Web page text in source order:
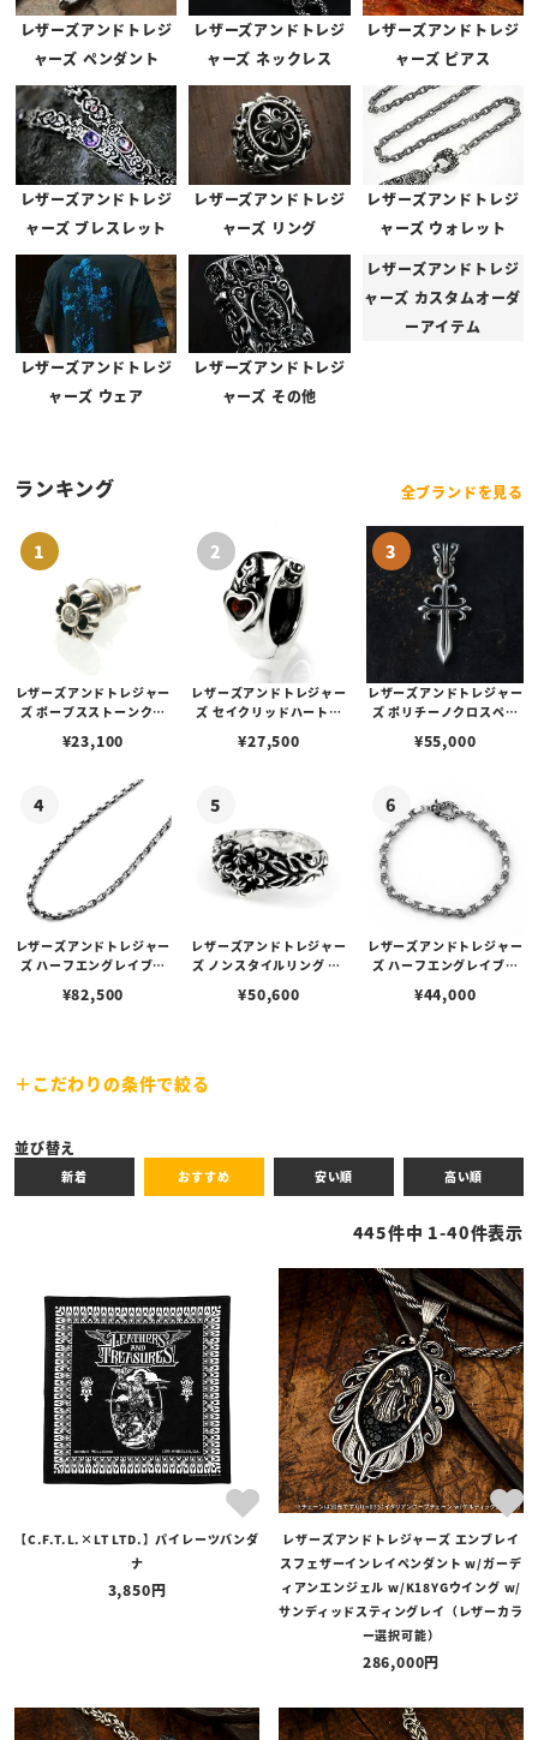
※お見積りには1～2週間ほどお時間を頂戴する場合がございます。
※「新規会員クーポン」は原則対象外となっております。
※オーダー後のキャンセルやイメージの相違などの理由での返品は承りかねます。
予めご了承くださいませ。
スティングレイレザーの色変更について
スティングレイ・サンディッドスティングレイを使用したアイテム
は、ブランドオーダーでご注文の場合、スティングレイレザーの色を
変更することが可能となっております。
ご希望の方は、事前にお問い合わせをお願いいたします。
※商品ページでカラーがお選びいただける場合は、お問い合わせ不要でご注文いた
だけます。
に違いが生じる可能性がございます。予めご了承くださいませ。
スティングレイ
ブラック レッド ブルー
グリーン イエロー ターコイズ
バーガンディ
スカイブルー
サンディッドスティングレイ
ブラック レッド グリーン
オレンジ パープル イエロー
レザーズアンドトレジ
ャーズ ペンダント
レザーズアンドトレジ
ャーズ ネックレス
レザーズアンドトレジ
ャーズ ピアス
レザーズアンドトレジ
ャーズ ブレスレット
レザーズアンドトレジ
ャーズ リング
レザーズアンドトレジ
ャーズ ウォレット
レザーズアンドトレジ
ャーズ ウェア
レザーズアンドトレジ
ャーズ その他
レザーズアンドトレジ
ャーズ カスタムオーダ
ーアイテム
ランキング 全ブランドを見る
レザーズアンドトレジャー
ズ ポープスストーンクロ
ド
¥23,100
レザーズアンドトレジャー
ズ セイクリッドハートピ
¥27,500
レザーズアンドトレジャー
ズ ポリチーノクロスペン
み）
¥55,000
レザーズアンドトレジャー
ズ ハーフエングレイブリ
ククラスプ（カニカン） 6
¥82,500
レザーズアンドトレジャー
ズ ノンスタイルリング w/
¥50,600
レザーズアンドトレジャー
ズ ハーフエングレイブリ
18cm
¥44,000
こだわりの条件で絞る
商品タイプ
全ての商品
予約商品 セール商品
カテゴリ
ブランド
価格
在庫なしを含む
並び替え
新着 おすすめ 安い順 高い順
445件中 1-40件表示
【C.F.T.L.×LT LTD.】パイレーツバンダ
ナ
3,850
レザーズアンドトレジャーズ エンブレイ
スフェザーインレイペンダント w/ガーデ
ィアンエンジェル w/K18YGウイング w/
サンディッドスティングレイ（レザーカラ
ー選択可能）
286,000